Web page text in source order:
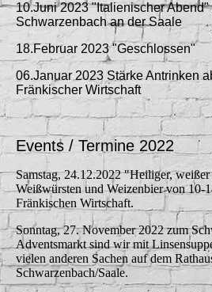
10.Juni 2023 "Italienischer
Schwarzenbach an der Saale
18.Februar 2023 "Geschlossen"
06.Januar 2023 Stärke Antrinken
Fränkischer Wirtschaft
Events / Termine 2022
Samstag, 24.12.2022 "Heiliger,
Weißwürsten und Weizenbier von 10-
Fränkischen Wirtschaft.
Sonntag, 27. November 2022 zum
Adventsmarkt sind wir mit
vielen anderen Sachen auf dem
Schwarzenbach/Saale.